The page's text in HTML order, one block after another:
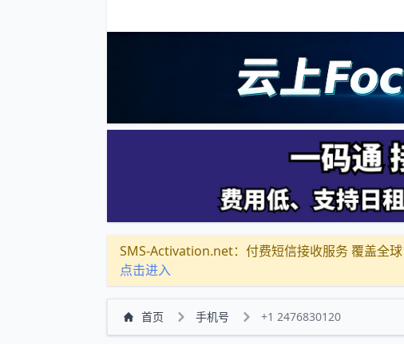
SMS-Activation.net：付费短信接收服务 覆盖
点击进入
首页 手机号 +1 2476830120